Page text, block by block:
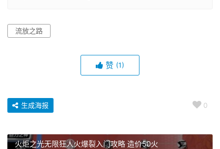
流放之路
赞 (1)
0
生成海报
火炬之光无限狂人火爆裂入门攻略 造价50火